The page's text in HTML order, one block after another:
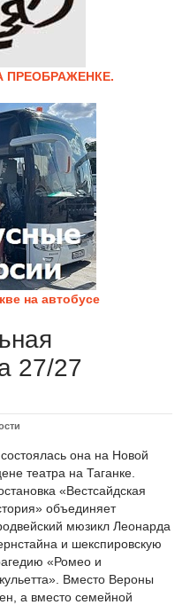
ПРЕОБРАЖЕНКЕ.
на автобусе
27/27
она на Новой
театра на Таганке.
«Вестсайдская
объединяет
мюзикл Леонарда
и шекспировскую
«Ромео и
Вместо Вероны
а вместо семейной